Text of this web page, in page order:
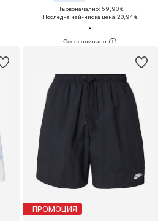
Първоначално: 59,90 €
Последна най-ниска цена:20,94 €
ПРОМОЦИЯ